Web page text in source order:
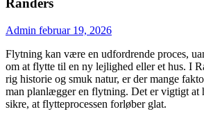
Randers
Admin februar 19, 2026
Flytning kan være en udfordrende proces,
om at flytte til en ny lejlighed eller et hus. I
rig historie og smuk natur, er der mange
man planlægger en flytning. Det er vigtigt at
sikre, at flytteprocessen forløber glat.